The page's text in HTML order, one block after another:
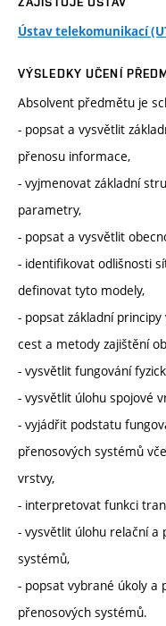
Ústav telekomunikací
VÝSLEDKY UČENÍ
Absolvent předmětu je
- popsat a vysvětlit
přenosu informace,
- vyjmenovat základní
parametry,
- popsat a vysvětlit
- identifikovat odlišnosti
definovat tyto modely,
- popsat základní
cest a metody zajištění
- vysvětlit fungování
- vysvětlit úlohu spojové
- vyjádřit podstatu
přenosových systémů
vrstvy,
- interpretovat funkci
- vysvětlit úlohu relační a
systémů,
- popsat vybrané úkoly a
přenosových systémů.